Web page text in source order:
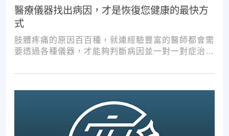
醫療儀器找出病因，才是恢復您健康的最快方
式
肢體疼痛的原因百百種，就連經驗豐富的醫師都會需
要透過各種儀器，才能夠判斷病因並一對一對症治
次推拿、按摩，都難以讓您徹底擺脫不適。